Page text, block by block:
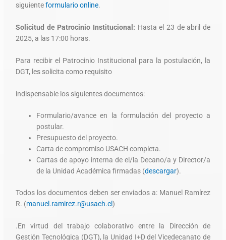
siguienteformulario online.
Solicitud de Patrocinio Institucional: Hasta el 23 de abril de
2025, a las 17:00 horas.
Para recibir el Patrocinio Institucional para la postulación, la
DGT, les solicita como requisito
indispensable los siguientes documentos:
Formulario/avance en la formulación del proyecto a
postular.
Presupuesto del proyecto.
Carta de compromiso USACH completa.
Cartas de apoyo interna de el/la Decano/a y Director/a
de la Unidad Académica firmadas (descargar).
Todos los documentos deben ser enviados a: Manuel Ramírez
R. (manuel.ramirez.r@usach.cl)
.En virtud del trabajo colaborativo entre la Dirección de
Gestión Tecnológica (DGT), la Unidad I+D del Vicedecanato de